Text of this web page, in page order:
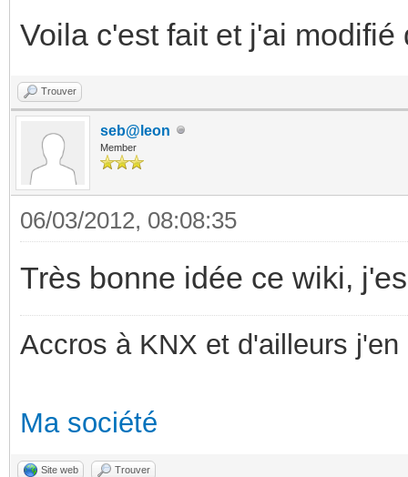
Voila c'est fait et j'ai
Trouver
seb@leon
Member
06/03/2012, 08:08:35
Très bonne idée ce wiki,
Accros à KNX et d'ailleurs
Ma société
Site web Trouver